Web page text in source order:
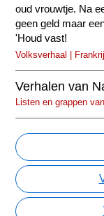
oud vrouwtje. Na
geen geld maar
'Houd vast!
Volksverhaal |
Verhalen van
Listen en grappen